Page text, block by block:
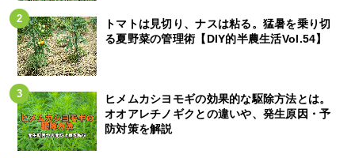
トマトは見切り、ナスは粘る。猛暑を乗り切
る夏野菜の管理術【DIY的半農生活Vol.54】
ヒメムカシヨモギの効果的な駆除方法とは。
オオアレチノギクとの違いや、発生原因・予
防対策を解説